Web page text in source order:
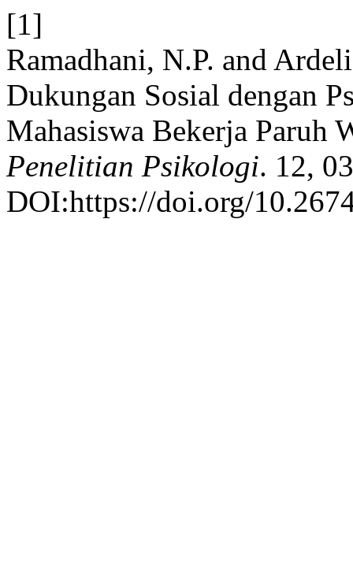
[1]
Ramadhani, N.P. and
Dukungan Sosial dengan
Mahasiswa Bekerja Paruh
Penelitian Psikologi. 12,
DOI:https://doi.org/